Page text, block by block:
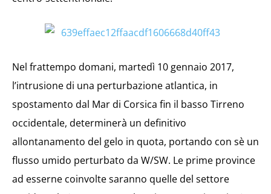
Nel frattempo domani, martedì 10 gennaio 2017,
l’intrusione di una perturbazione atlantica, in
spostamento dal Mar di Corsica fin il basso Tirreno
occidentale, determinerà un definitivo
allontanamento del gelo in quota, portando con sè un
flusso umido perturbato da W/SW. Le prime province
ad esserne coinvolte saranno quelle del settore